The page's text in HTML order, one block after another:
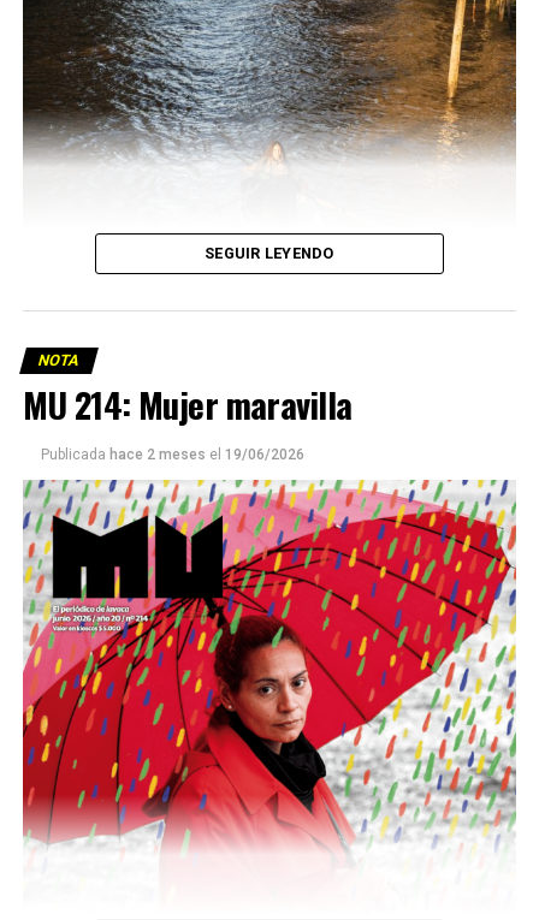
Este número 215 de MU ☝️viene con doble tapa, que
podría ser una frase:
Sin chamuyo, a remarla.
Descargar la Mu en PDF
SEGUIR LEYENDO
NOTA
MU 214: Mujer maravilla
Publicada hace 2 meses el 19/06/2026